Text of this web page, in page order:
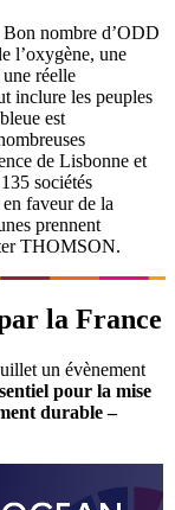
Bon nombre d’ODD
l’oxygène, une
réelle
inclure les peuples
est
de Lisbonne et
sociétés
faveur de la
prennent
THOMSON.
la France
un évènement
pour la mise
durable –